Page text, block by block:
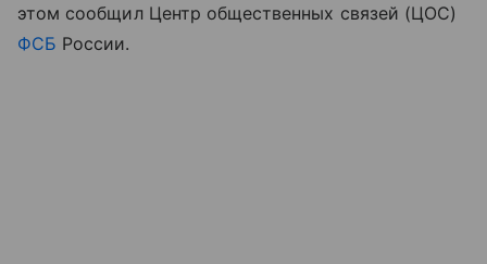
этом сообщил Центр общественных связей (ЦОС)
ФСБ России.